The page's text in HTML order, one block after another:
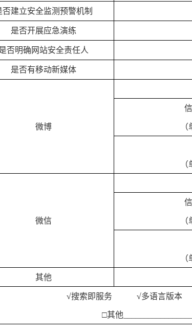
否建立安全监测预警机制
是否开展应急演练
否明确网站安全责任人
是否有移动新媒体
微博
微信
其他
√搜索即服务 √多语言版
□其他